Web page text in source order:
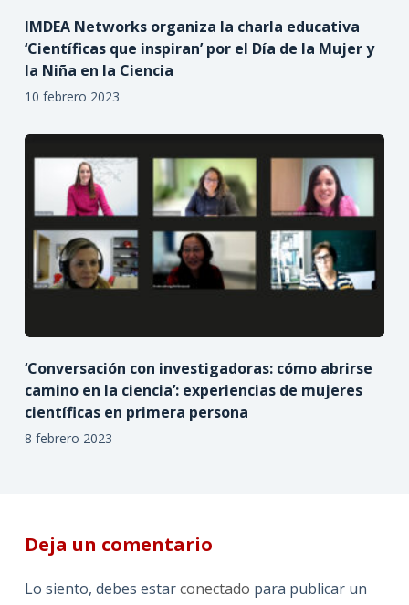
IMDEA Networks organiza la charla educativa
‘Científicas que inspiran’ por el Día de la Mujer y
la Niña en la Ciencia
10 febrero 2023
‘Conversación con investigadoras: cómo abrirse
camino en la ciencia’: experiencias de mujeres
científicas en primera persona
8 febrero 2023
Deja un comentario
Lo siento, debes estarconectado para publicar un